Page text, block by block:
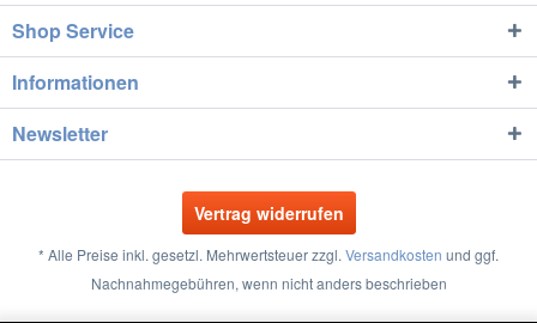
Shop Service
Informationen
Newsletter
Vertrag widerrufen
* Alle Preise inkl. gesetzl. Mehrwertsteuer zzgl. Versandkosten und ggf.
Nachnahmegebühren, wenn nicht anders beschrieben